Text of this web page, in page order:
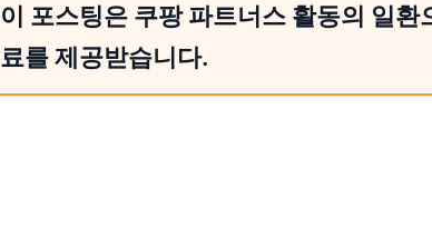
이 포스팅은 쿠팡 파트너스 활동의 일
료를 제공받습니다.